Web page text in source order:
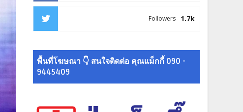
1.7k
Followers
พื้นที่โฆษณา 👇 สนใจติดต่อ คุณแม็กกี้ 090 -
9445409